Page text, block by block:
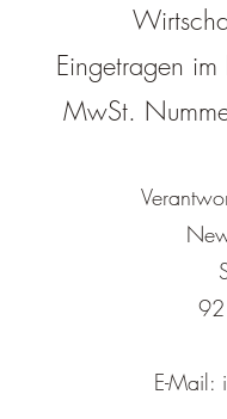
Eingetragen im
MwSt.
E-Mail: